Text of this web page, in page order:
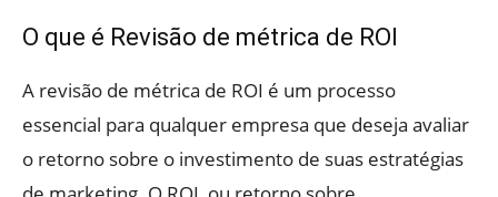
O que é Revisão de métrica de ROI
A revisão de métrica de ROI é um processo
essencial para qualquer empresa que deseja avaliar
o retorno sobre o investimento de suas estratégias